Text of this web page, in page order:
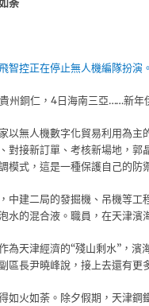
荼
智控正在停止無人機編隊扮演
州銅仁，4日海南三亞……新年
以無人機數字化貿易利用為主
對接新訂單、考核新場地，
模式，這是一種保護自己的防
中建二局的發掘機、吊機等
水的混合液。職員，在天津濱
為天津經濟的“殘山剩水”，
區長尹曉峰說，接上去還有更
如火如荼。除夕假期，天津